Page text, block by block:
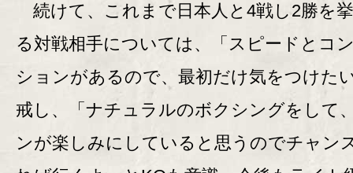
続けて、これまで日本人と4戦し2勝を
る対戦相手については、「スピードとコ
ションがあるので、最初だけ気をつけた
戒し、「ナチュラルのボクシングをして
ンが楽しみにしていると思うのでチャン